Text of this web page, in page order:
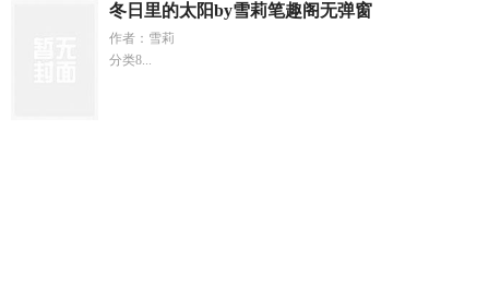
冬日里的太阳by雪莉笔趣阁无弹窗
作者：雪莉
分类8...